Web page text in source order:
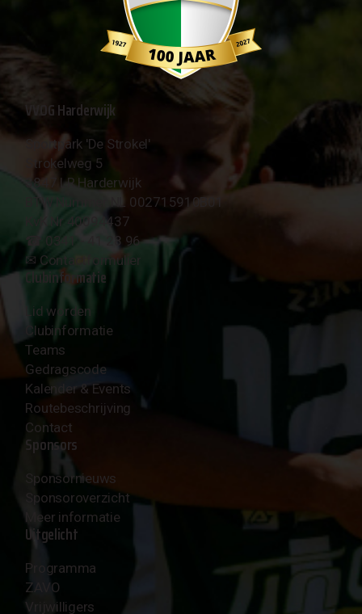
VVOG Harderwijk
Sportpark 'De Strokel'
Strokelweg 5
3847 LR Harderwijk
BTW Nummer NL 002715910B01
KvK Nr 40094437
☎︎ 0341 - 41 28 96
✉︎ Contactformulier
Clubinformatie
Lid worden
Clubinformatie
Teams
Gedragscode
Kalender & Events
Routebeschrijving
Contact
Sponsors
Sponsornieuws
Sponsoroverzicht
Meer informatie
Uitgelicht
Programma
ZAVO
Vrijwilligers